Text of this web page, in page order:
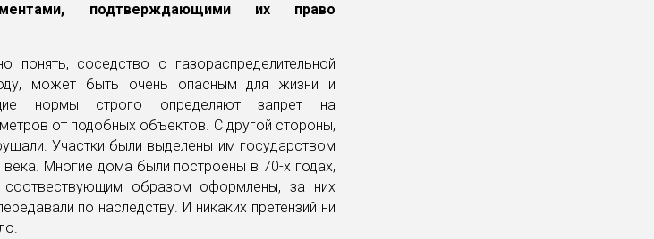
подтверждающими их право
понять, соседство с газораспределительной
может быть очень опасным для жизни и
нормы строго определяют запрет на
от подобных объектов. С другой стороны,
Участки были выделены им государством
Многие дома были построены в 70-х годах,
образом оформлены, за них
по наследству. И никаких претензий ни